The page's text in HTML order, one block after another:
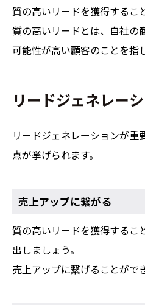
質の高いリードを獲得するこ
質の高いリードとは、自社の
可能性が高い顧客のことを指
リードジェネレー
リードジェネレーションが重
点が挙げられます。
売上アップに繋がる
質の高いリードを獲得するこ
出しましょう。
売上アップに繋げることがで